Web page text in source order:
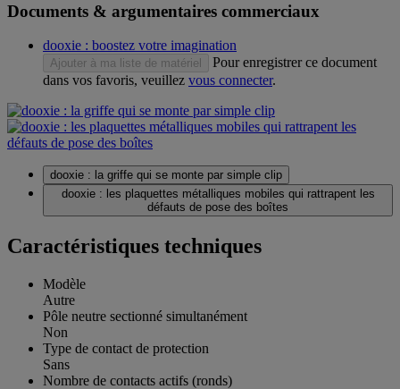
Documents & argumentaires commerciaux
dooxie : boostez votre imagination
Ajouter à ma liste de matériel
Pour enregistrer ce document
dans vos favoris, veuillez vous connecter.
dooxie : la griffe qui se monte par simple clip
dooxie : les plaquettes métalliques mobiles qui rattrapent les
défauts de pose des boîtes
Caractéristiques techniques
Modèle
Autre
Pôle neutre sectionné simultanément
Non
Type de contact de protection
Sans
Nombre de contacts actifs (ronds)